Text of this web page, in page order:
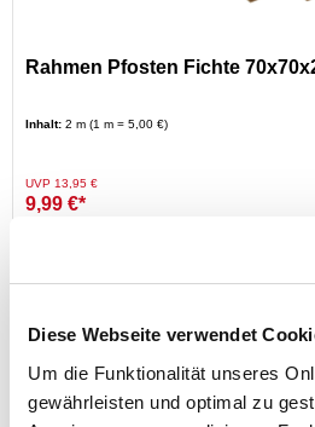
Diese Webseite verwendet
Um die Funktionalität unseres
gewährleisten und optimal zu
Rahmen Pfosten Fichte
Inhalt: 2 m (1 m = 5,00 €)
Preis reduziert von
UVP 13,95 €auf
9,99 €*